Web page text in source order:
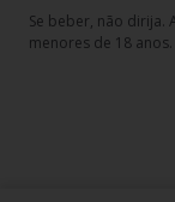
Se beber, não dirija.
menores de 18 anos.